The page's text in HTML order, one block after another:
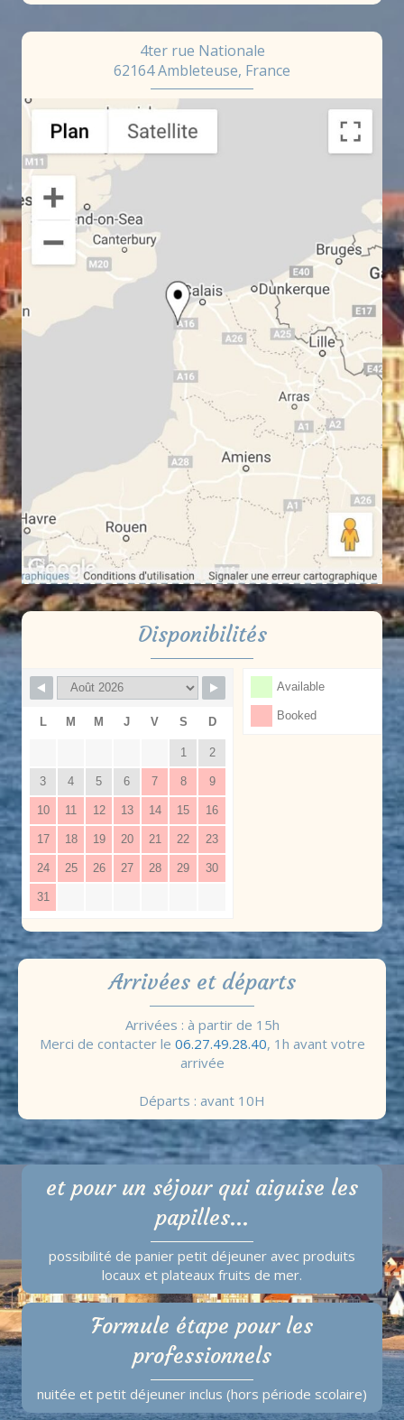
4ter rue Nationale
62164 Ambleteuse, France
Disponibilités
Available
Booked
L M M J V S D
1 2
3 4 5 6 7 8 9
10 11 12 13 14 15 16
17 18 19 20 21 22 23
24 25 26 27 28 29 30
31
Arrivées et départs
Arrivées : à partir de 15h
Merci de contacter le 06.27.49.28.40, 1h avant votre
arrivée
Départs : avant 10H
et pour un séjour qui aiguise les
papilles...
possibilité de panier petit déjeuner avec produits
locaux et plateaux fruits de mer.
Formule étape pour les
professionnels
nuitée et petit déjeuner inclus (hors période scolaire)